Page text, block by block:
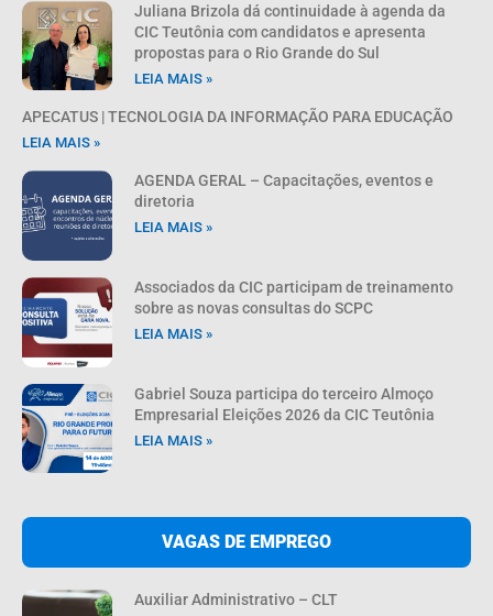
Juliana Brizola dá continuidade à agenda da
CIC Teutônia com candidatos e apresenta
propostas para o Rio Grande do Sul
LEIA MAIS »
APECATUS | TECNOLOGIA DA INFORMAÇÃO PARA EDUCAÇÃO
LEIA MAIS »
AGENDA GERAL – Capacitações, eventos e
diretoria
LEIA MAIS »
Associados da CIC participam de treinamento
sobre as novas consultas do SCPC
LEIA MAIS »
Gabriel Souza participa do terceiro Almoço
Empresarial Eleições 2026 da CIC Teutônia
LEIA MAIS »
VAGAS DE EMPREGO
Auxiliar Administrativo – CLT